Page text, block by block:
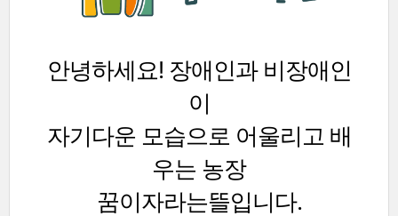
안녕하세요! 장애인과 비장애인
이
자기다운 모습으로 어울리고 배
우는 농장
꿈이자라는뜰입니다.